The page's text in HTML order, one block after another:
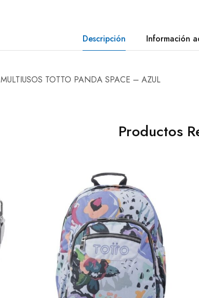
Descripción Información
MULTIUSOS TOTTO PANDA SPACE – AZUL
Productos